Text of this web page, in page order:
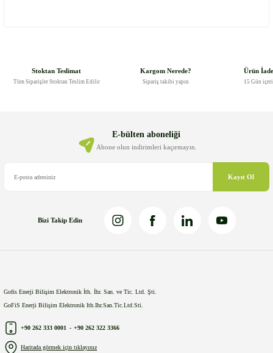
Stoktan Teslimat
Tüm Siparişler Stoktan Teslim Edilir
Kargom Nerede?
Sipariş takibi yapın
Ürün
15 Gün
E-bülten aboneliği
Abone olun indirimleri kaçırmayın.
Kayıt Ol
Bizi Takip Edin
Gofis Enerji Bilişim Elektronik İth. İhr. San. ve Tic. Ltd. Şti.
GoFiS Enerji Bilişim Elektronik Ith.Ihr.San.Tic.Ltd.Sti.
+90 262 333 0001 - +90 262 322 3366
Haritada görmek için tıklayınız